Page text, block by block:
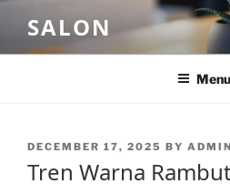
content
SALON
Menu
POSTED
DECEMBER 17, 2025 BY ADMIN
Tren Warna